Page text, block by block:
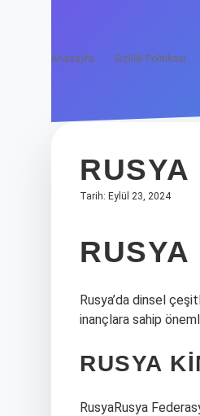
Anasayfa Gizlilik Politikası
RUSYA
Tarih: Eylül 23, 2024
Rusya’da dinsel
inançlara sahip
RUSYA
RusyaRusya